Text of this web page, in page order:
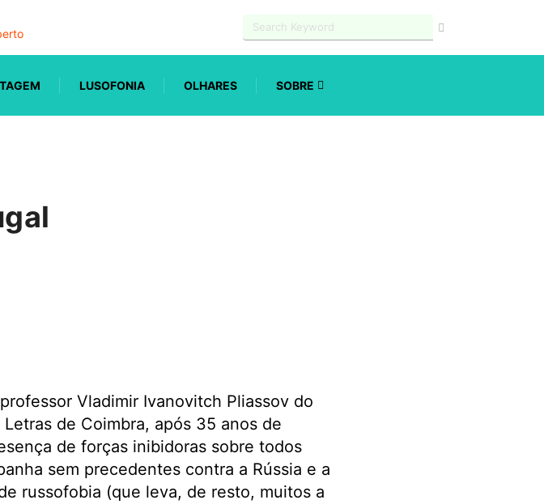
LUSOFONIA OLHARES SOBRE
Vladimir Ivanovitch Pliassov do
de Coimbra, após 35 anos de
de forças inibidoras sobre todos
sem precedentes contra a Rússia e a
russofobia (que leva, de resto, muitos a